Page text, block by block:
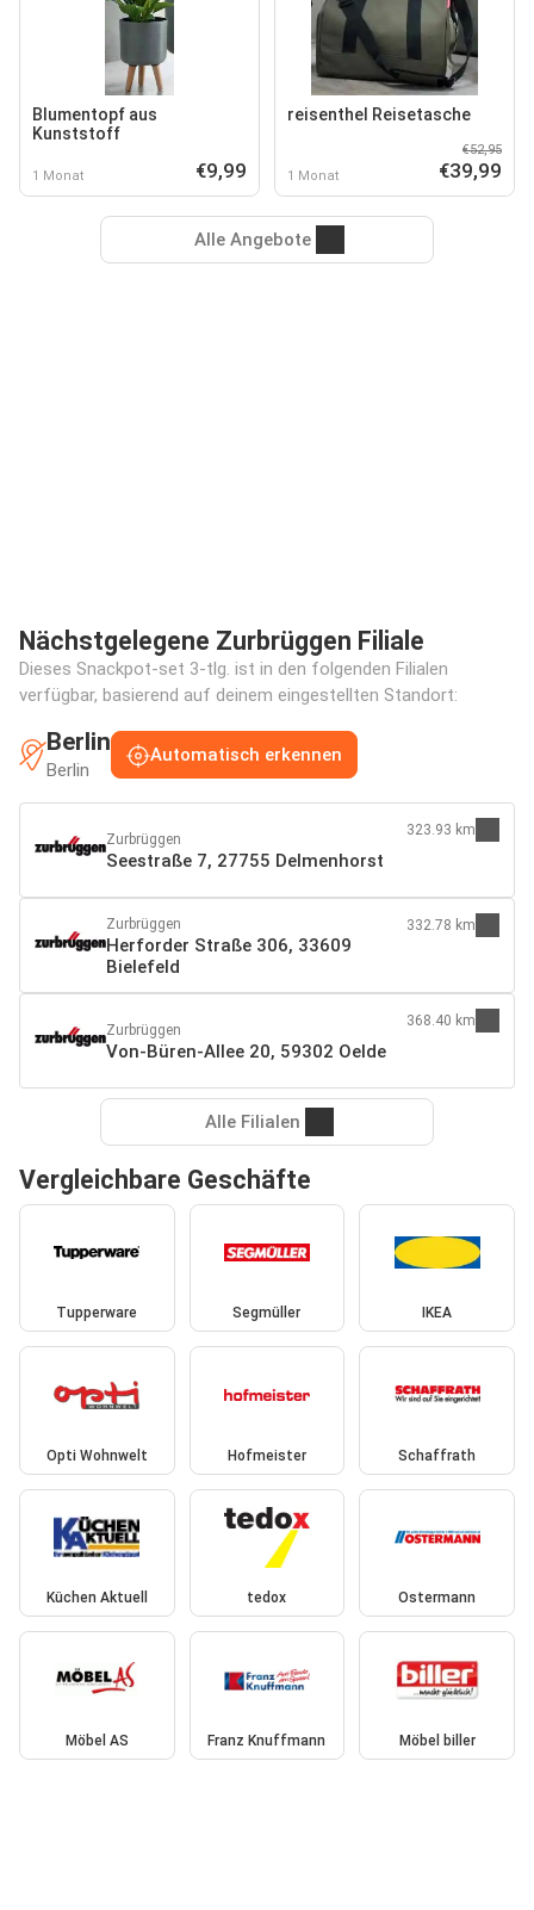
Blumentopf aus
Kunststoff
1 Monat €9,99
reisenthel Reisetasche
1 Monat
€52,95
€39,99
Alle Angebote
Nächstgelegene Zurbrüggen Filiale
Dieses Snackpot-set 3-tlg. ist in den folgenden Filialen
verfügbar, basierend auf deinem eingestellten Standort:
Berlin
Berlin
Automatisch erkennen
Zurbrüggen
Seestraße 7, 27755 Delmenhorst
323.93 km
Zurbrüggen
Herforder Straße 306, 33609
Bielefeld
332.78 km
Zurbrüggen
Von-Büren-Allee 20, 59302 Oelde
368.40 km
Alle Filialen
Vergleichbare Geschäfte
Tupperware Segmüller IKEA
Opti Wohnwelt Hofmeister Schaffrath
Küchen Aktuell tedox Ostermann
Möbel AS Franz Knuffmann Möbel biller